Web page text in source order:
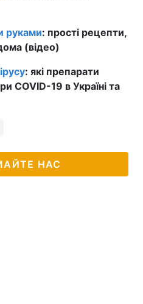
руками: прості рецепти,
(відео)
: які препарати
COVID-19 в Україні та
НАС